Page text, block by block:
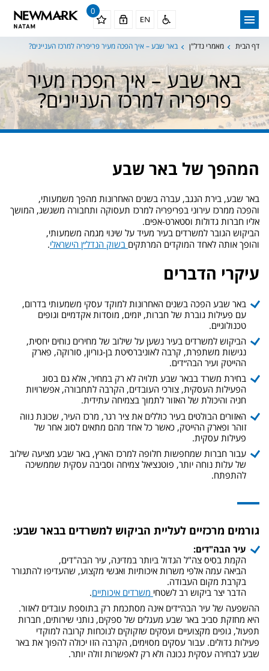
0
דף הבית מאמרי נדל"ן באר שבע – איך הפכה מעיר פריפריה למרכז העניינים?
באר שבע – איך הפכה מעיר
פריפריה למרכז העניינים?
המהפך של באר שבע
באר שבע, בירת הנגב, עברה בשנים האחרונות מהפך משמעותי,
והפכה ממרכז עירוני בפריפריה למרכז תעסוקה ותחבורה משגשג, המושך
אליו חברות גדולות וסטארט-אפים.
הביקוש הגובר למשרדים בעיר מעיד על שינוי מגמה משמעותי,
והופך אותה לאחד המוקדים המרתקים בשוק הנדל״ן הישראלי.
עיקרי הדברים
באר שבע הפכה בשנים האחרונות למוקד עסקי משמעותי בדרום,
עם פעילות גוברת של חברות, יזמים, מוסדות אקדמיים וגופים
טכנולוגיים.
הביקוש למשרדים בעיר נשען על שילוב של מחירים נוחים יחסית,
נגישות משתפרת, קרבה לאוניברסיטת בן-גוריון, סורוקה, פארק
ההייטק ועיר הבה״דים.
בחירת משרד בבאר שבע תלויה לא רק במחיר, אלא גם בסוג
הפעילות העסקית, צורכי העובדים, הקרבה לתחבורה, אפשרויות
חניה והיכולת של האזור לתמוך בצמיחה עתידית.
האזורים הבולטים בעיר כוללים את ציר רגר, מרכז העיר, שכונת נווה
זוהר ופארק ההייטק, כאשר כל אחד מהם מתאים לסוג אחר של
פעילות עסקית.
עבור חברות שמחפשות חלופה למרכז הארץ, באר שבע מציעה שילוב
של עלות נוחה יותר, פוטנציאל צמיחה וסביבה עסקית שממשיכה
להתפתח.
גורמים מרכזיים לעליית הביקוש למשרדים בבאר שבע:
עיר הבה"דים:
הקמת בסיס צה"ל הגדול ביותר במדינה, עיר הבה"דים,
הביאה עמה אלפי משרות איכותיות ואנשי מקצוע, שהעדיפו להתגורר
בקרבת מקום העבודה.
הדבר יצר ביקוש רב לשטחי משרדים איכותיים.
ההשפעה של עיר הבה״דים אינה מסתכמת רק בתוספת עובדים לאזור.
היא מחזקת סביב באר שבע מעגלים של ספקים, נותני שירותים, חברות
תפעול, גופים מקצועיים ועסקים שזקוקים לנוכחות קרובה למוקדי
פעילות גדולים. עבור עסקים מסוימים, הקרבה הזו יכולה להפוך את באר
שבע לבחירה עסקית נכונה ולא רק לאפשרות זולה יותר.